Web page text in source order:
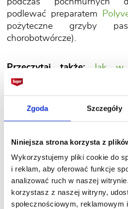
Zgoda Szczegóły
Niniejsza strona korzysta z
Wykorzystujemy pliki cookie do
i reklam, aby oferować funkcje
analizować ruch w naszej
korzystasz z naszej witryny,
społecznościowym, reklamowym
podlewać preparatem
pożyteczne grzyby
chorobotwórcze).
Przeczytaj także:
Jak w
zaprawiać nasiona
Jakie szkodniki
ogórki?
1. Mączliki